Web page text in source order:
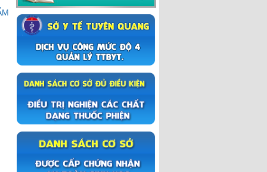
Đỡ đẻ thường phần 3
Đỡ đẻ thường phần 2
Đỡ để thường phần 1
Sinh mổ
Lẻ loi người thầy thuốc
Chân- Miệng
Trập trùng mây núi Hà Giang
Khoảnh khắc Hà Giang
Du lịch Hà Giang 2017